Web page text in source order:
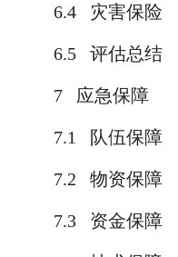
6.4 灾害保险
6.5 评估总结
7 应急保障
7.1 队伍保障
7.2 物资保障
7.3 资金保障